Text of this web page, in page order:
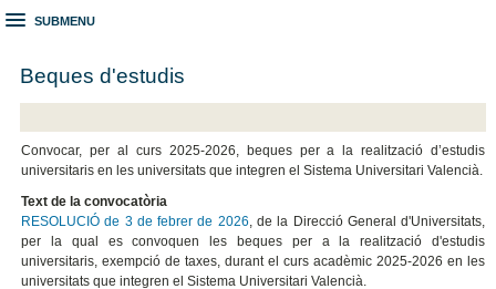
SUBMENU
Beques d'estudis
Convocar, per al curs 2025-2026, beques per a la realització d’estudis
universitaris en les universitats que integren el Sistema Universitari Valencià.
Text de la convocatòria
RESOLUCIÓ de 3 de febrer de 2026, de la Direcció General d'Universitats,
per la qual es convoquen les beques per a la realització d'estudis
universitaris, exempció de taxes, durant el curs acadèmic 2025-2026 en les
universitats que integren el Sistema Universitari Valencià.